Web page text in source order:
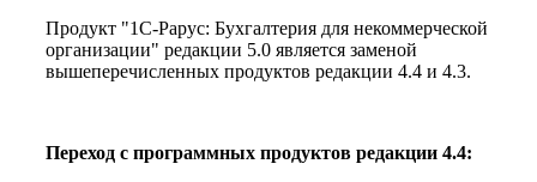
Продукт "1С-Рарус: Бухгалтерия для некоммерческой
организации" редакции 5.0 является заменой
вышеперечисленных продуктов редакции 4.4 и 4.3.
Переход с программных продуктов редакции 4.4: